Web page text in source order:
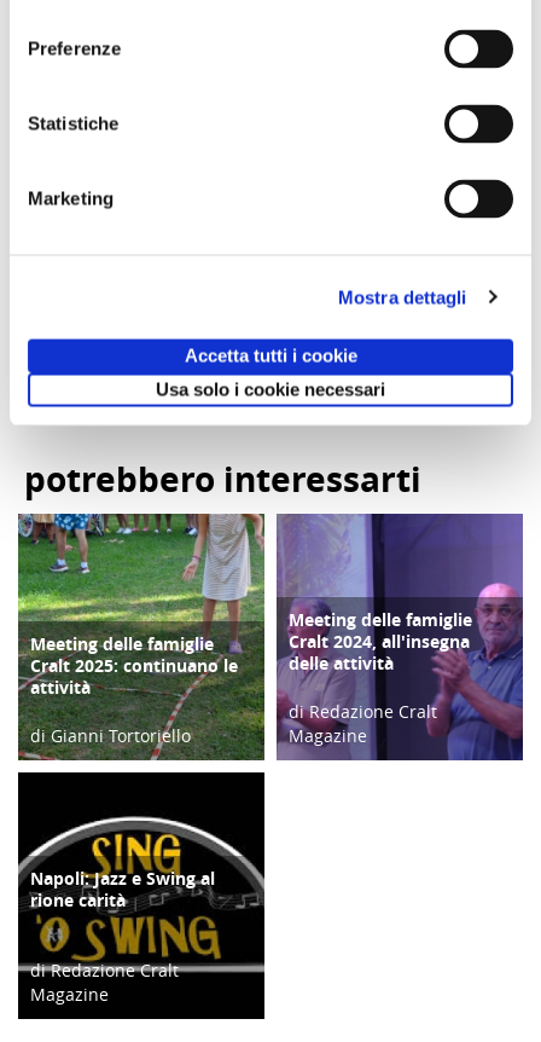
Preferenze
Statistiche
Marketing
Mostra dettagli
Accetta tutti i cookie
Usa solo i cookie necessari
Abbonameni
Trenitalia
Palermo, 30 Giugno
2026
Comunicato n. 29
Venezia Mestre, 03
Agosto 2026
Visita guidata
VILLA REGINA E
Settembre 2026
ore 10:00
Napoli 03, Agosto
2026
potrebbero interessarti
COPERTINA
Meeting delle famiglie
Cralt 2025: continuano le
attività
di Gianni Tortoriello
03/09/25
COPERTINA
Meeting delle famiglie
Cralt 2024, all'insegna
delle attività
di Redazione Cralt
Magazine
ATTIVITÀ
Napoli: Jazz e Swing al
rione carità
di Redazione Cralt
Magazine